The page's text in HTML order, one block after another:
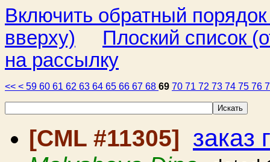
Включить обратный
вверху)
Плоский список
на рассылку
<< < 59 60 61 62 63 64 65 66 67 68 69 70 71 72 73 74 75 76
[CML #11305] заказ